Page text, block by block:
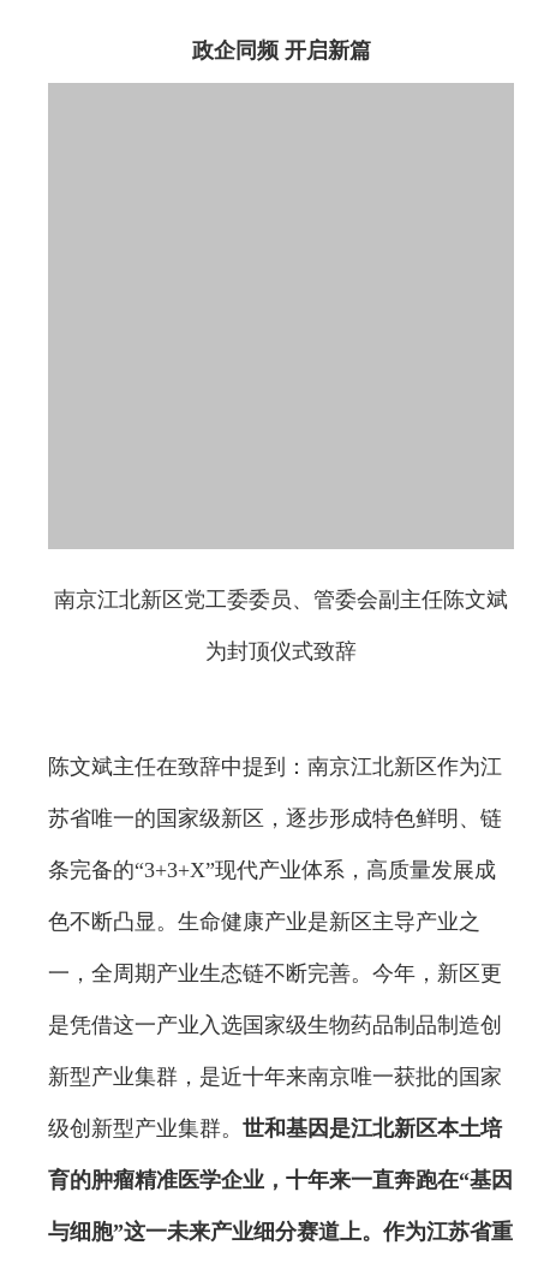
政企同频 开启新篇
南京江北新区党工委委员、管委会副主任陈文斌
为封顶仪式致辞
陈文斌主任在致辞中提到：南京江北新区作为江
苏省唯一的国家级新区，逐步形成特色鲜明、链
条完备的“3+3+X”现代产业体系，高质量发展成
色不断凸显。生命健康产业是新区主导产业之
一，全周期产业生态链不断完善。今年，新区更
是凭借这一产业入选国家级生物药品制品制造创
新型产业集群，是近十年来南京唯一获批的国家
级创新型产业集群。 世和基因是江北新区本土培
育的肿瘤精准医学企业，十年来一直奔跑在“基因
与细胞”这一未来产业细分赛道上。作为江苏省重